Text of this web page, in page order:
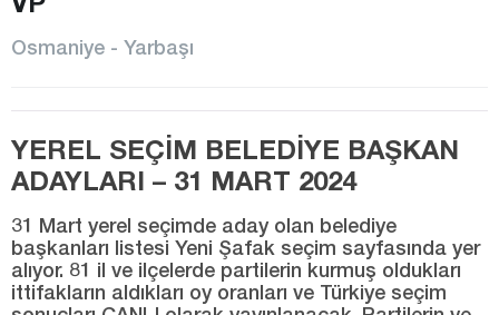
MEHMETLİ
SUMBAS
TOPRAKKALE
TÜRKMEN
YARBAŞI
Rize
Osmaniye - Yarbaşı
YEREL SEÇİM BELEDİYE BAŞKAN
ADAYLARI – 31 MART 2024
31 Mart yerel seçimde aday olan belediye
başkanları listesi Yeni Şafak seçim sayfasında yer
alıyor. 81 il ve ilçelerde partilerin kurmuş oldukları
ittifakların aldıkları oy oranları ve Türkiye seçim